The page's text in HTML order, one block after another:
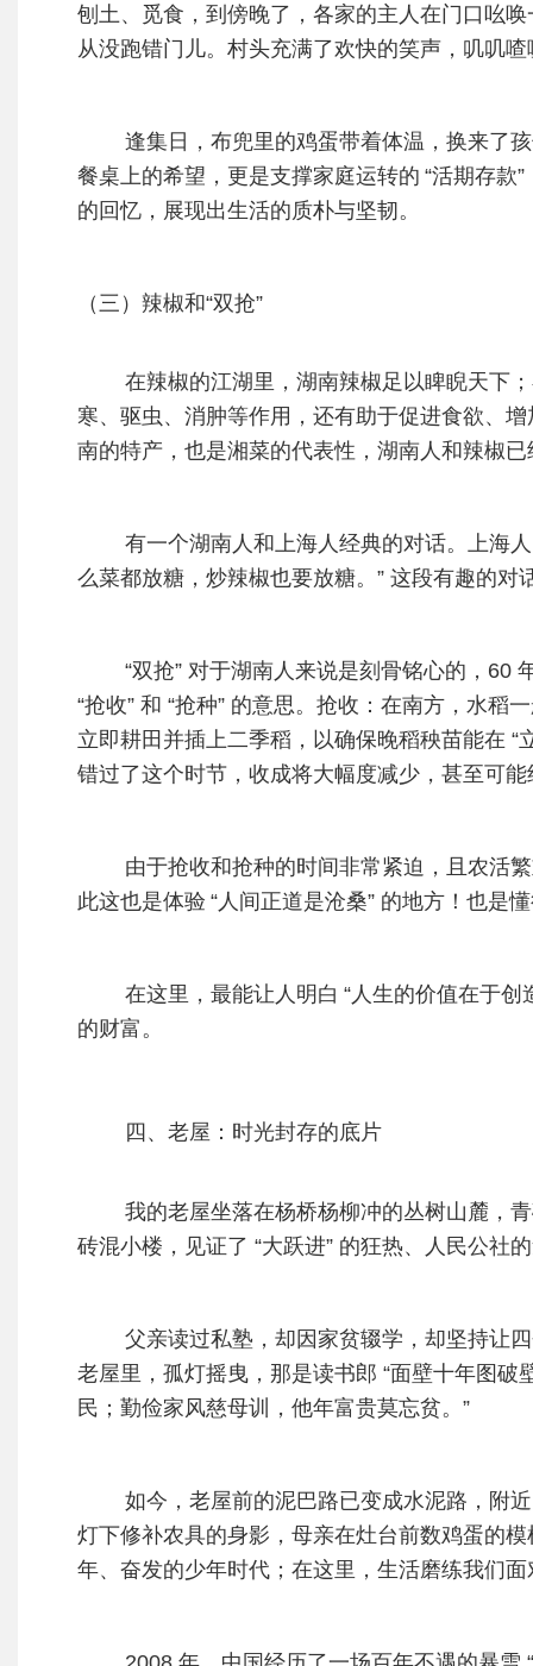
刨土、觅食，到傍晚了，各家的主人在门口吆
从没跑错门儿。村头充满了欢快的笑声，叽叽
逢集日，布兜里的鸡蛋带着体温，换来了孩
餐桌上的希望，更是支撑家庭运转的 “活期存款
的回忆，展现出生活的质朴与坚韧。
（三）辣椒和“双抢”
在辣椒的江湖里，湖南辣椒足以睥睨天下；
寒、驱虫、消肿等作用，还有助于促进食欲、
南的特产，也是湘菜的代表性，湖南人和辣椒
有一个湖南人和上海人经典的对话。上海
么菜都放糖，炒辣椒也要放糖。” 这段有趣的
“双抢” 对于湖南人来说是刻骨铭心的，60
“抢收” 和 “抢种” 的意思。抢收：在南方，水
立即耕田并插上二季稻，以确保晚稻秧苗能在
错过了这个时节，收成将大幅度减少，甚至可能
由于抢收和抢种的时间非常紧迫，且农活繁
此这也是体验 “人间正道是沧桑” 的地方！也是
在这里，最能让人明白 “人生的价值在于创
的财富。
四、老屋：时光封存的底片
我的老屋坐落在杨桥杨柳冲的丛树山麓，青
砖混小楼，见证了 “大跃进” 的狂热、人民公社
父亲读过私塾，却因家贫辍学，却坚持让四
老屋里，孤灯摇曳，那是读书郎 “面壁十年图破
民；勤俭家风慈母训，他年富贵莫忘贫。”
如今，老屋前的泥巴路已变成水泥路，附近
灯下修补农具的身影，母亲在灶台前数鸡蛋的
年、奋发的少年时代；在这里，生活磨练我们